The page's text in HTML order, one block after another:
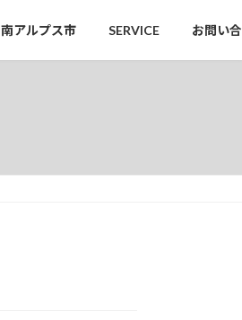
南アルプス市 SERVICE お問い